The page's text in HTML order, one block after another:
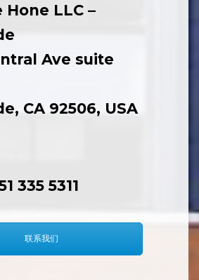
LLC –
Ave suite
联系我们